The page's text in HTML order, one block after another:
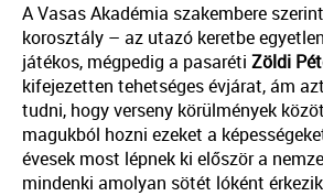
A Vasas Akadémia szakembere
korosztály – az utazó keretbe
játékos, mégpedig a pasaréti Zöldi
kifejezetten tehetséges évjárat, ám
tudni, hogy verseny körülmények
magukból hozni ezeket a
évesek most lépnek ki először a
mindenki amolyan sötét lóként érkezik